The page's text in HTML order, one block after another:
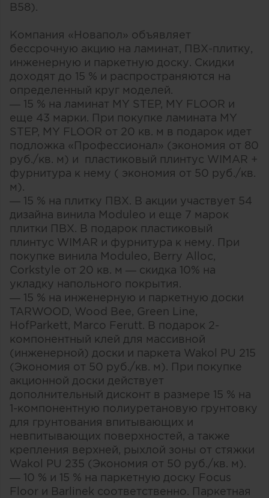
B58).
Компания «Новапол» объявляет
бессрочную акцию на ламинат, ПВХ-плитку,
инженерную и паркетную доску. Скидки
доходят до 15 % и распространяются на
определенный круг моделей.
— 15 % на ламинат MY STEP, MY FLOOR и
еще 43 марки. При покупке ламината MY
STEP, MY FLOOR от 20 кв. м в подарок идет
подложка «Профессионал» (экономия от 80
руб./кв. м) и пластиковый плинтус WIMAR +
фурнитура к нему ( экономия от 50 руб./кв.
м).
— 15 % на плитку ПВХ. В акции участвует 54
дизайна винила Moduleo и еще 7 марок
плитки ПВХ. В подарок пластиковый
плинтус WIMAR и фурнитура к нему. При
покупке винила Moduleo, Berry Alloc,
Corkstyle от 20 кв. м — скидка 10% на
укладку напольного покрытия.
— 15 % на инженерную и паркетную доски
TARWOOD, Wood Bee, Green Line,
HofParkett, Marco Ferutt. В подарок 2-
компонентный клей для массивной
(инженерной) доски и паркета Wakol PU 215
(Экономия от 50 руб./кв. м). При покупке
акционной доски действует
дополнительный дисконт в размере 15 % на
1-компонентную полиуретановую грунтовку
для грунтования впитывающих и
невпитывающих поверхностей, а также
крепления верхней, рыхлой зоны от стяжки
Wakol PU 235 (Экономия от 50 руб./кв. м).
— 10 % и 15 % на паркетную доску Focus
Floor и Barlinek соответственно. Паркетная